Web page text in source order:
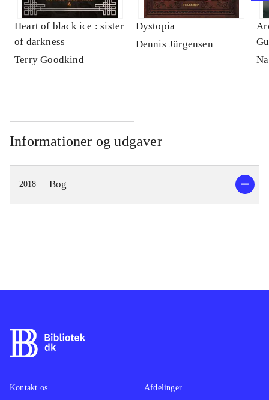
Heart of black ice : sister
of darkness
Terry Goodkind
Dystopia
Dennis Jürgensen
Informationer og udgaver
2018 Bog
Kontakt os
Afdelinger